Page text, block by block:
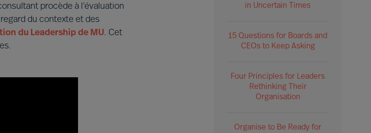
procède à l’évaluation
du contexte et des
du Leadership de MU. Cet
in Uncertain Times
15 Questions for Boards and
CEOs to Keep Asking
Four Principles for Leaders
Rethinking Their
Organisation
Organise to Be Ready for